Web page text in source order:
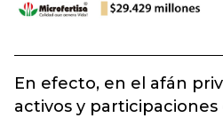
En efecto, en el afán
activos y participaciones